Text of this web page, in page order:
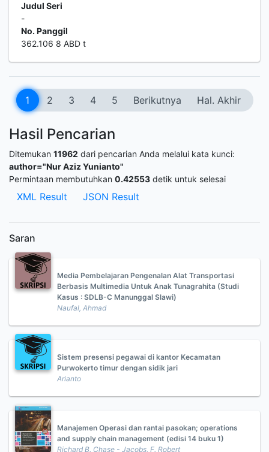
Judul Seri
-
No. Panggil
362.106 8 ABD t
1 2 3 4 5 Berikutnya Hal. Akhir
Hasil Pencarian
Ditemukan 11962 dari pencarian Anda melalui kata kunci:
author="Nur Aziz Yunianto"
Permintaan membutuhkan 0.42553 detik untuk selesai
XML Result JSON Result
Saran
Media Pembelajaran Pengenalan Alat Transportasi
Berbasis Multimedia Untuk Anak Tunagrahita (Studi
Kasus : SDLB-C Manunggal Slawi)
Naufal, Ahmad
Sistem presensi pegawai di kantor Kecamatan
Purwokerto timur dengan sidik jari
Arianto
Manajemen Operasi dan rantai pasokan; operations
and supply chain management (edisi 14 buku 1)
Richard B. Chase - Jacobs, F. Robert